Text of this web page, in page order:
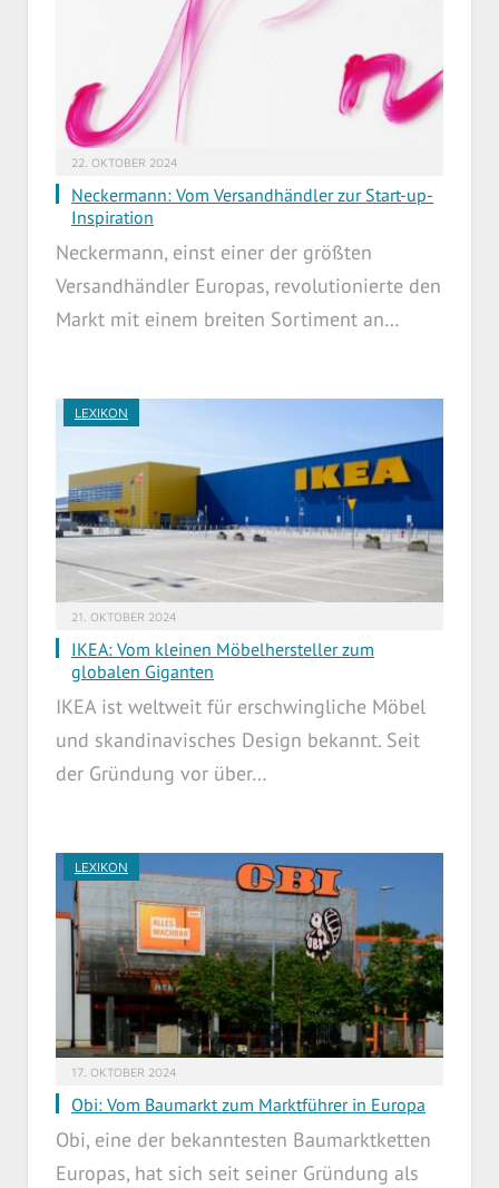
22. OKTOBER 2024
Neckermann: Vom Versandhändler zur Start-up-
Inspiration
Neckermann, einst einer der größten
Versandhändler Europas, revolutionierte den
Markt mit einem breiten Sortiment an…
LEXIKON
21. OKTOBER 2024
IKEA: Vom kleinen Möbelhersteller zum
globalen Giganten
IKEA ist weltweit für erschwingliche Möbel
und skandinavisches Design bekannt. Seit
der Gründung vor über…
LEXIKON
17. OKTOBER 2024
Obi: Vom Baumarkt zum Marktführer in Europa
Obi, eine der bekanntesten Baumarktketten
Europas, hat sich seit seiner Gründung als